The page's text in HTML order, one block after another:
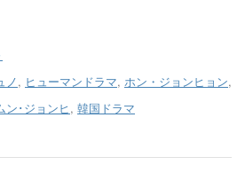
ノ, ヒューマンドラマ, ホン・ジョンヒョン,
ン･ジョンヒ, 韓国ドラマ